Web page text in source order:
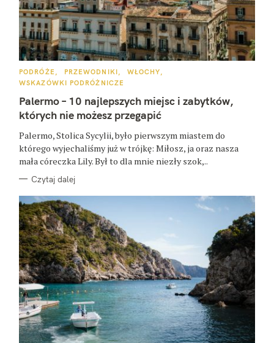
K
T
G
O
R
PODRÓŻE PRZEWODNIKI
WŁOCHY
WSKAZÓWKI PODRÓŻNICZE
Palermo – 10 najlepszych miejsc i zabytków,
których nie możesz przegapić
Palermo, Stolica Sycylii, było pierwszym miastem do
którego wyjechaliśmy już w trójkę: Miłosz, ja oraz nasza
mała córeczka Lily. Był to dla mnie niezły szok,..
Czytaj dalej